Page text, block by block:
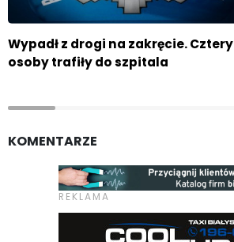
Wypadł z drogi na zakręcie. Cztery
osoby trafiły do szpitala
KOMENTARZE